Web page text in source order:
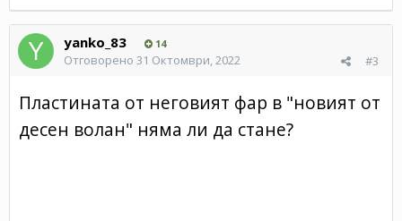
yanko_83 14
#3
Отговорено 31 Октомври, 2022
Пластината от неговият фар в "новият от
десен волан" няма ли да стане?